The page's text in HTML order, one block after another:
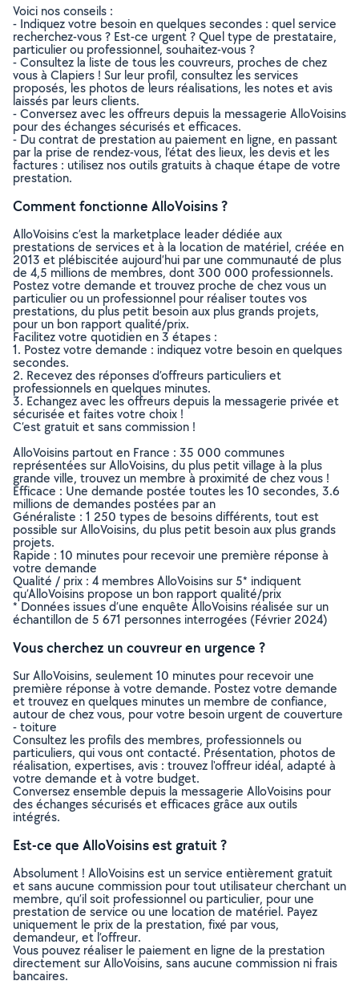
Voici nos conseils :
- Indiquez votre besoin en quelques secondes : quel service
recherchez-vous ? Est-ce urgent ? Quel type de prestataire,
particulier ou professionnel, souhaitez-vous ?
- Consultez la liste de tous les couvreurs, proches de chez
vous à Clapiers ! Sur leur profil, consultez les services
proposés, les photos de leurs réalisations, les notes et avis
laissés par leurs clients.
- Conversez avec les offreurs depuis la messagerie AlloVoisins
pour des échanges sécurisés et efficaces.
- Du contrat de prestation au paiement en ligne, en passant
par la prise de rendez-vous, l’état des lieux, les devis et les
factures : utilisez nos outils gratuits à chaque étape de votre
prestation.
Comment fonctionne AlloVoisins ?
AlloVoisins c’est la marketplace leader dédiée aux
prestations de services et à la location de matériel, créée en
2013 et plébiscitée aujourd’hui par une communauté de plus
de 4,5 millions de membres, dont 300 000 professionnels.
Postez votre demande et trouvez proche de chez vous un
particulier ou un professionnel pour réaliser toutes vos
prestations, du plus petit besoin aux plus grands projets,
pour un bon rapport qualité/prix.
Facilitez votre quotidien en 3 étapes :
1. Postez votre demande : indiquez votre besoin en quelques
secondes.
2. Recevez des réponses d’offreurs particuliers et
professionnels en quelques minutes.
3. Echangez avec les offreurs depuis la messagerie privée et
sécurisée et faites votre choix !
C’est gratuit et sans commission !
AlloVoisins partout en France : 35 000 communes
représentées sur AlloVoisins, du plus petit village à la plus
grande ville, trouvez un membre à proximité de chez vous !
Efficace : Une demande postée toutes les 10 secondes, 3.6
millions de demandes postées par an
Généraliste : 1 250 types de besoins différents, tout est
possible sur AlloVoisins, du plus petit besoin aux plus grands
projets.
Rapide : 10 minutes pour recevoir une première réponse à
votre demande
Qualité / prix : 4 membres AlloVoisins sur 5* indiquent
qu’AlloVoisins propose un bon rapport qualité/prix
* Données issues d’une enquête AlloVoisins réalisée sur un
échantillon de 5 671 personnes interrogées (Février 2024)
Vous cherchez un couvreur en urgence ?
Sur AlloVoisins, seulement 10 minutes pour recevoir une
première réponse à votre demande. Postez votre demande
et trouvez en quelques minutes un membre de confiance,
autour de chez vous, pour votre besoin urgent de couverture
- toiture
Consultez les profils des membres, professionnels ou
particuliers, qui vous ont contacté. Présentation, photos de
réalisation, expertises, avis : trouvez l'offreur idéal, adapté à
votre demande et à votre budget.
Conversez ensemble depuis la messagerie AlloVoisins pour
des échanges sécurisés et efficaces grâce aux outils
intégrés.
Est-ce que AlloVoisins est gratuit ?
Absolument ! AlloVoisins est un service entièrement gratuit
et sans aucune commission pour tout utilisateur cherchant un
membre, qu’il soit professionnel ou particulier, pour une
prestation de service ou une location de matériel. Payez
uniquement le prix de la prestation, fixé par vous,
demandeur, et l’offreur.
Vous pouvez réaliser le paiement en ligne de la prestation
directement sur AlloVoisins, sans aucune commission ni frais
bancaires.